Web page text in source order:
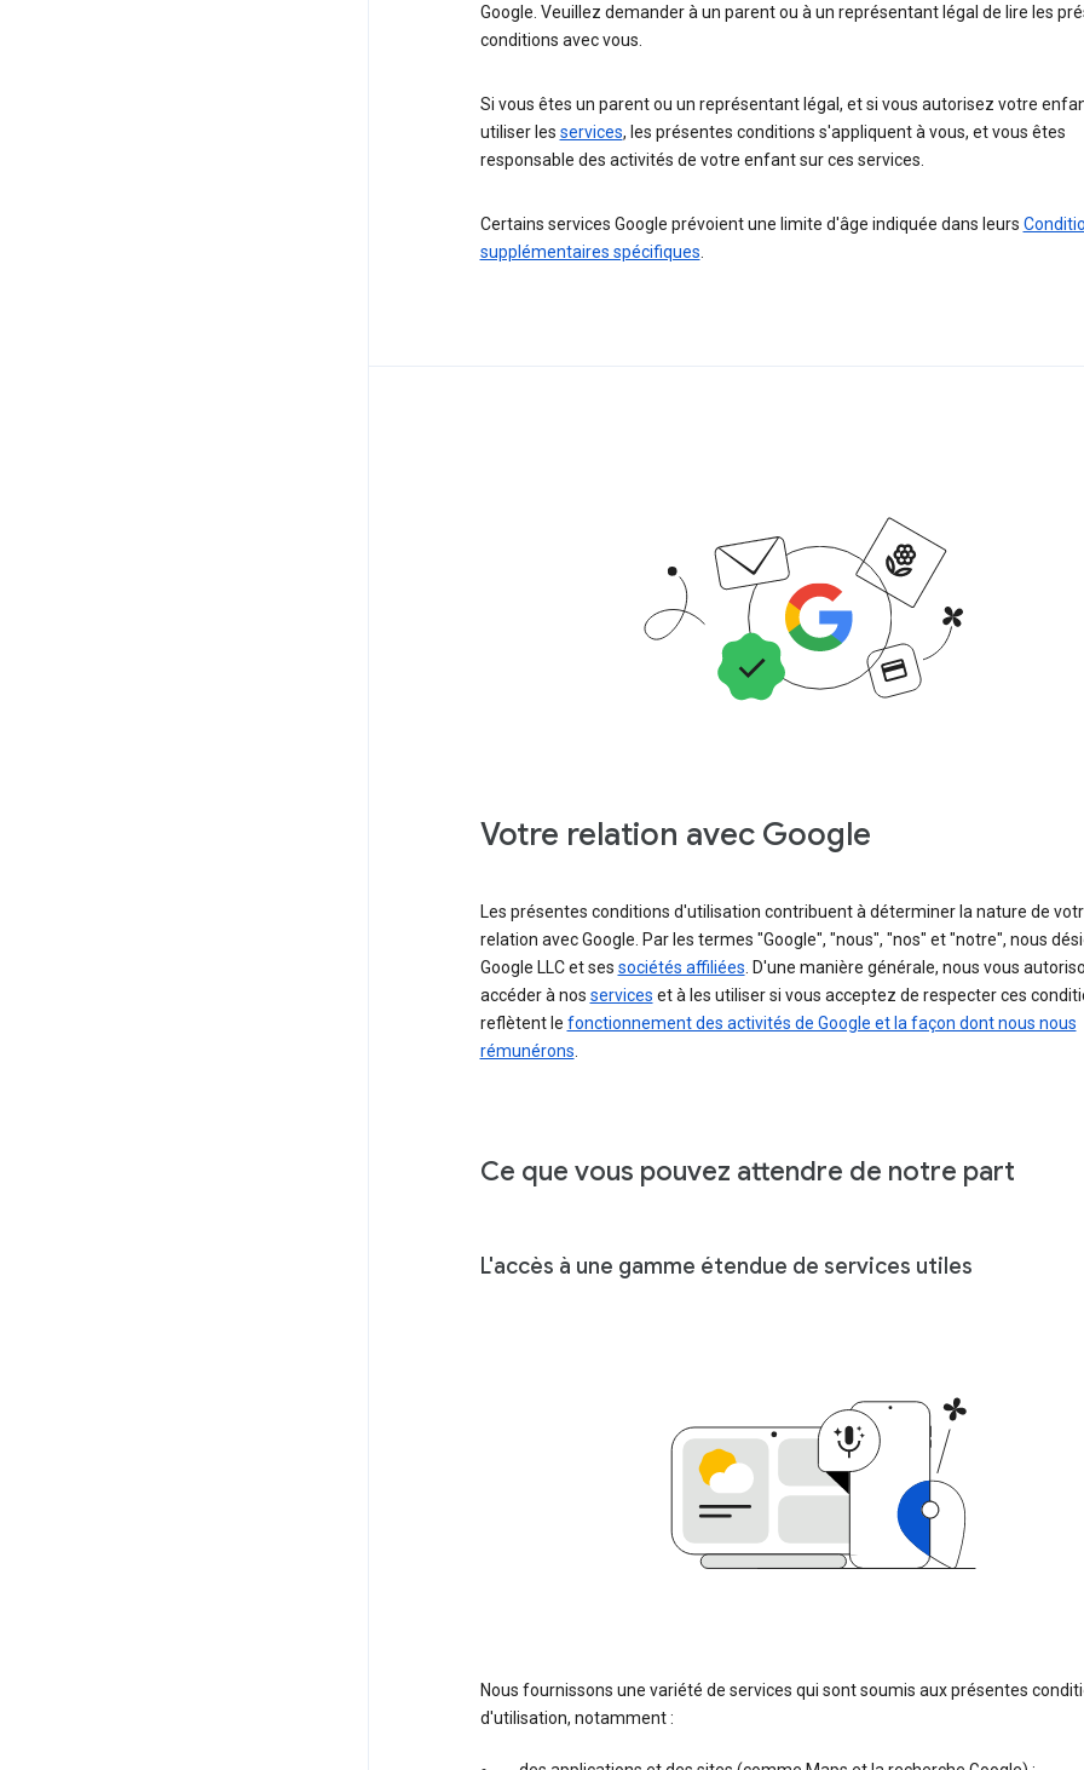
Google. Veuillez demander à un parent ou à un représentant légal de lire les
conditions avec vous.
Si vous êtes un parent ou un représentant légal, et si vous autorisez votre
utiliser les services, les présentes conditions s'appliquent à vous, et vous êtes
responsable des activités de votre enfant sur ces services.
Certains services Google prévoient une limite d'âge indiquée dans leurs
supplémentaires spécifiques
Votre relation avec Google
Les présentes conditions d'utilisation contribuent à déterminer la nature de
relation avec Google. Par les termes "Google", "nous", "nos" et "notre", nous
Google LLC et ses sociétés affiliées. D'une manière générale, nous vous
accéder à nos services et à les utiliser si vous acceptez de respecter ces
reflètent le fonctionnement des activités de Google et la façon dont nous nous
rémunérons.
Ce que vous pouvez attendre de notre part
L'accès à une gamme étendue de services utiles
Nous fournissons une variété de services qui sont soumis aux présentes
d'utilisation, notamment :